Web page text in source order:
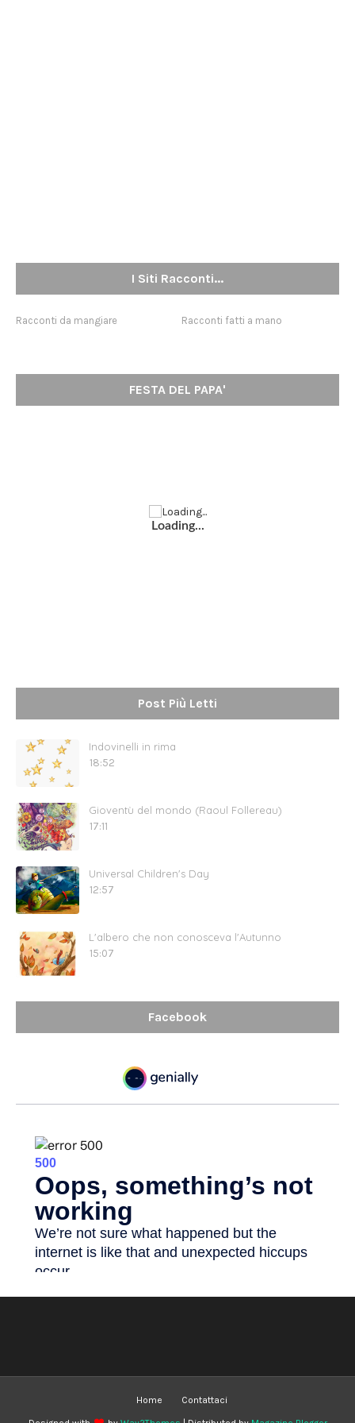
I Siti Racconti...
Racconti da mangiare Racconti fatti a mano
FESTA DEL PAPA'
Loading...
Post Più Letti
Indovinelli in rima
18:52
Gioventù del mondo (Raoul Follereau)
17:11
Universal Children's Day
12:57
L'albero che non conosceva l'Autunno
15:07
Facebook
Home Contattaci